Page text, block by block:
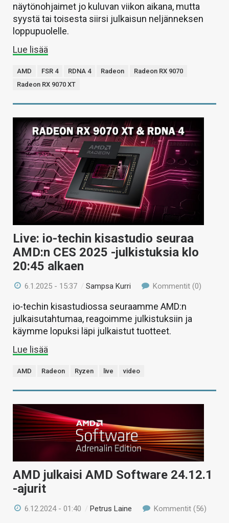
näytönohjaimet jo kuluvan viikon aikana, mutta
syystä tai toisesta siirsi julkaisun neljänneksen
loppupuolelle.
Lue lisää
AMD FSR 4 RDNA 4 Radeon
Radeon RX 9070
Radeon RX 9070 XT
Live: io-techin kisastudio seuraa
AMD:n CES 2025 -julkistuksia klo
20:45 alkaen
6.1.2025 - 15:37 /Sampsa Kurri Kommentit (0)
io-techin kisastudiossa seuraamme AMD:n
julkaisutahtumaa, reagoimme julkistuksiin ja
käymme lopuksi läpi julkaistut tuotteet.
Lue lisää
AMD Radeon Ryzen live video
AMD julkaisi AMD Software 24.12.1
-ajurit
6.12.2024 - 01:40 /Petrus Laine Kommentit (56)